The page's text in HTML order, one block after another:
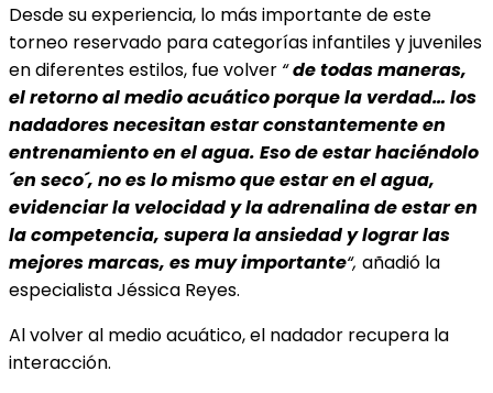
Desde su experiencia, lo más importante de este
torneo reservado para categorías infantiles yjuveniles
en diferentes estilos, fue volver “de todas maneras,
el retorno al medio acuático porque la verdad… los
nadadores necesitan estar constantemente en
entrenamiento en el agua. Eso de estar haciéndolo
´en seco´, no es lo mismo que estar en el agua,
evidenciar la velocidad y la adrenalina de estar en
la competencia, supera la ansiedad y lograr las
mejores marcas, es muy importante“, añadió la
especialista Jéssica Reyes.
Al volver al medio acuático, el nadador recupera la
interacción.